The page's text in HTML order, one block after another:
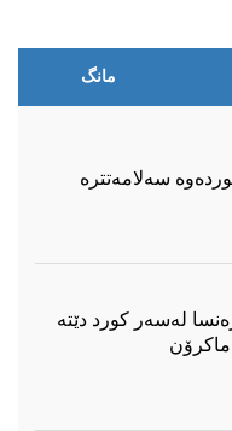
مانگ
سەلامەتترە
لەسەر كورد دێتە